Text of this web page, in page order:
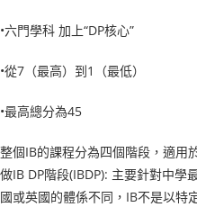
•六門學科 加上“DP核心”
•從7（最高）到1（最低）
•最高總分為45
整個IB的課程分為四個階段，適用
做IB DP階段(IBDP): 主要針對中學
國或英國的體係不同，IB不是以特